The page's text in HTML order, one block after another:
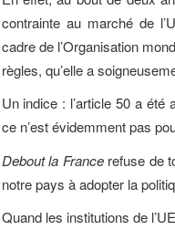
contrainte au marché de
cadre de l’Organisation
règles, qu’elle a
Un indice : l’article 50 a été
ce n’est évidemment pas
Debout la France refuse de
notre pays à adopter la
Quand les institutions de